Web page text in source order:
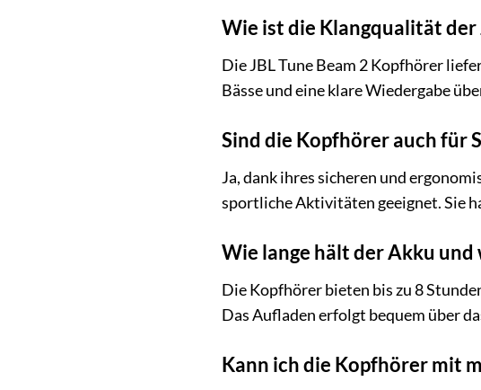
Wie ist die Klangqualität der
Die JBL Tune Beam 2 Kopfhörer
Bässe und eine klare Wiedergabe
Sind die Kopfhörer auch für
Ja, dank ihres sicheren und
sportliche Aktivitäten geeignet. Sie
Wie lange hält der Akku
Die Kopfhörer bieten bis zu 8
Das Aufladen erfolgt bequem über
Kann ich die Kopfhörer mit